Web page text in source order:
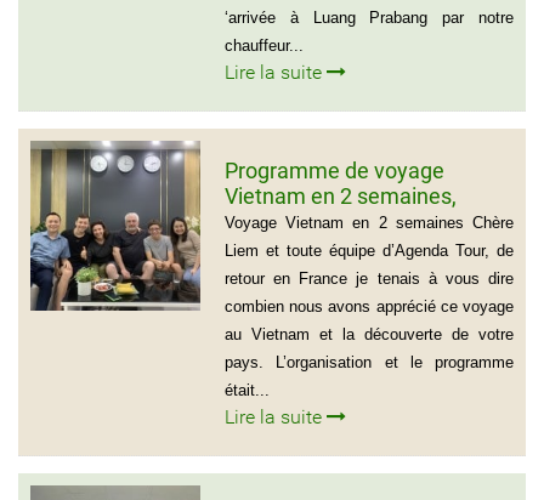
‘arrivée à Luang Prabang par notre
chauffeur...
Lire la suite
Programme de voyage
Vietnam en 2 semaines,
Famille Jean Pierre Massias
Voyage Vietnam en 2 semaines Chère
Liem et toute équipe d’Agenda Tour, de
retour en France je tenais à vous dire
combien nous avons apprécié ce voyage
au Vietnam et la découverte de votre
pays. L’organisation et le programme
était...
Lire la suite